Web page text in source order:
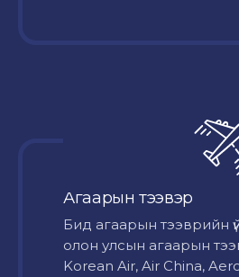
Агаарын тээвэр
Бид агаарын тээврийн
олон улсын агаарын
Korean Air, Air China,